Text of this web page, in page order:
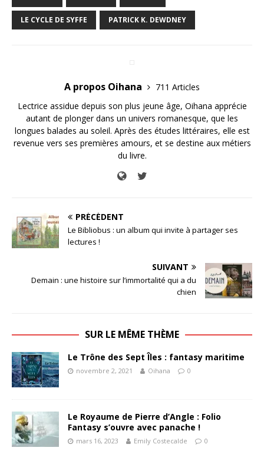
LE CYCLE DE SYFFE PATRICK K. DEWDNEY
A propos Oihana
711 Articles
Lectrice assidue depuis son plus jeune âge, Oihana apprécie
autant de plonger dans un univers romanesque, que les
longues balades au soleil. Après des études littéraires, elle est
revenue vers ses premières amours, et se destine aux métiers
du livre.
PRÉCÉDENT
Le Bibliobus : un album qui invite à partager ses
lectures !
SUIVANT
Demain : une histoire sur l’immortalité qui a du
chien
SUR LE MÊME THÈME
Le Trône des Sept Îles : fantasy maritime
novembre 2, 2021 Oihana 0
Le Royaume de Pierre d’Angle : Folio
Fantasy s’ouvre avec panache !
mars 16, 2023 Emily Costecalde 0